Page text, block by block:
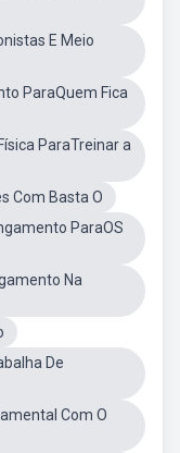
E Meio
ParaQuem Fica
ParaTreinar a
Com Basta O
ParaOS
Na
De
Com O